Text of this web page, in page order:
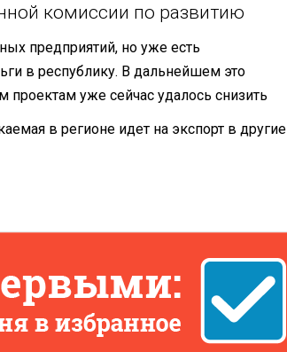
комиссии по развитию
предприятий, но уже есть
в республику. В дальнейшем это
уже сейчас удалось снизить
в регионе идет на экспорт в другие